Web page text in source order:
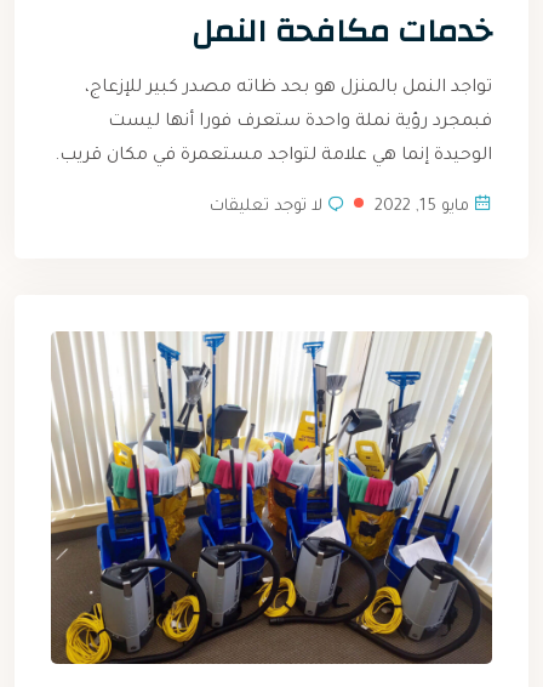
خدمات مكافحة النمل
تواجد النمل بالمنزل هو بحد ظاته مصدر كبير للإزعاج،
فبمجرد رؤية نملة واحدة ستعرف فورا أنها ليست
الوحيدة إنما هي علامة لتواجد مستعمرة في مكان قريب.
مايو 15, 2022 لا توجد تعليقات